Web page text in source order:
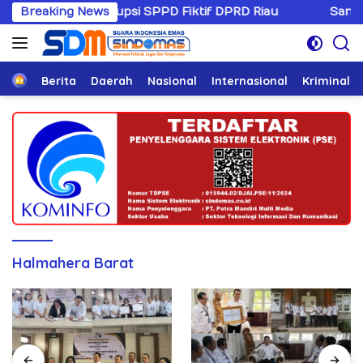
Langsung
ke
konten
Breaking News
Korupsi SPPD Fiktif DPRD Riau Sandiwaranya
HomeBerita Daerah Nasional Internasional Kriminal
Halmahera Barat